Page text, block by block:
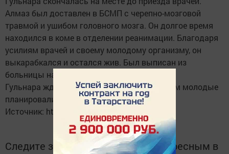
Алмаз был доставлен в БСМП с черепно-мозговой
травмой и ушибом головного мозга. Он долгое время
находился в коме в отделении реанимации. Благодаря
усилиям врачей и своему молодому организму, он
выкарабкался и остался жив. Был выписан из
больницы на инвалидной коляске.
Гульнара ждала любимого из армии, и летом молодые
планировали пожениться.
Источник: http://www.chelny-izvest.ru/
Следите за самым важным и интересным в